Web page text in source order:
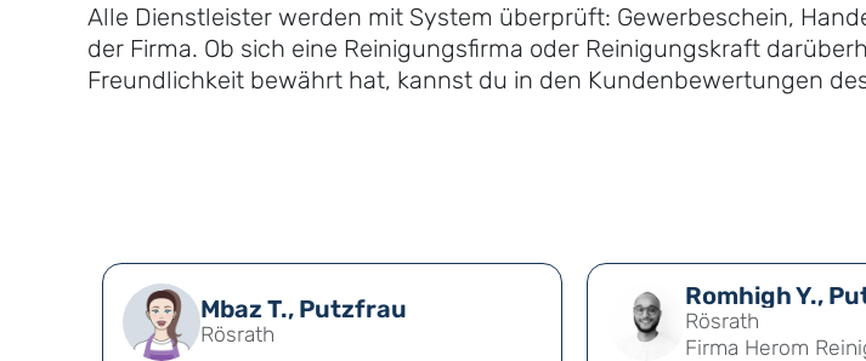
Alle Dienstleister werden mit System überprüft: Gewerbeschein,
der Firma. Ob sich eine Reinigungsfirma oder Reinigungskraft
Freundlichkeit bewährt hat, kannst du in den Kundenbewertungen
Mbaz T., Putzfrau
Rösrath
Romhigh Y.,
Rösrath
Firma Herom